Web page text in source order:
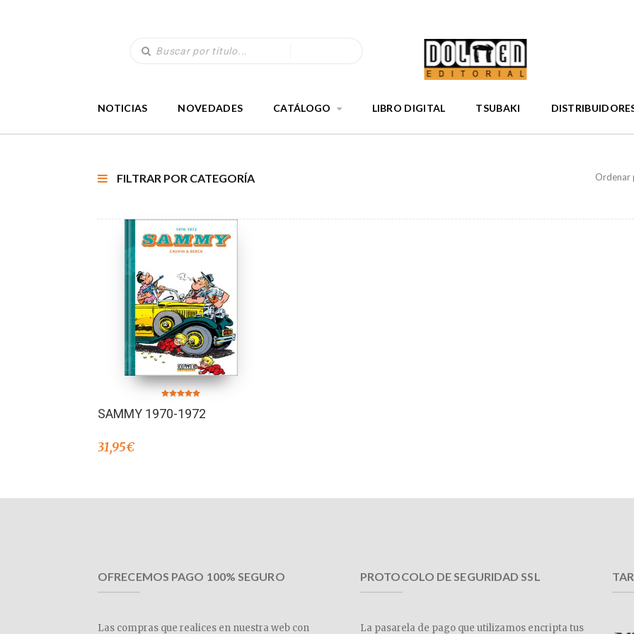
NOTICIAS NOVEDADES CATÁLOGO LIBRO DIGITAL TSUBAKI
FILTRAR POR CATEGORÍA Ordenar
5.00
de 5
SAMMY 1970-1972
31,95€
OFRECEMOS PAGO 100% SEGURO
Las compras que realices en nuestra web con
PROTOCOLO DE SEGURIDAD SSL
La pasarela de pago que utilizamos encripta tus